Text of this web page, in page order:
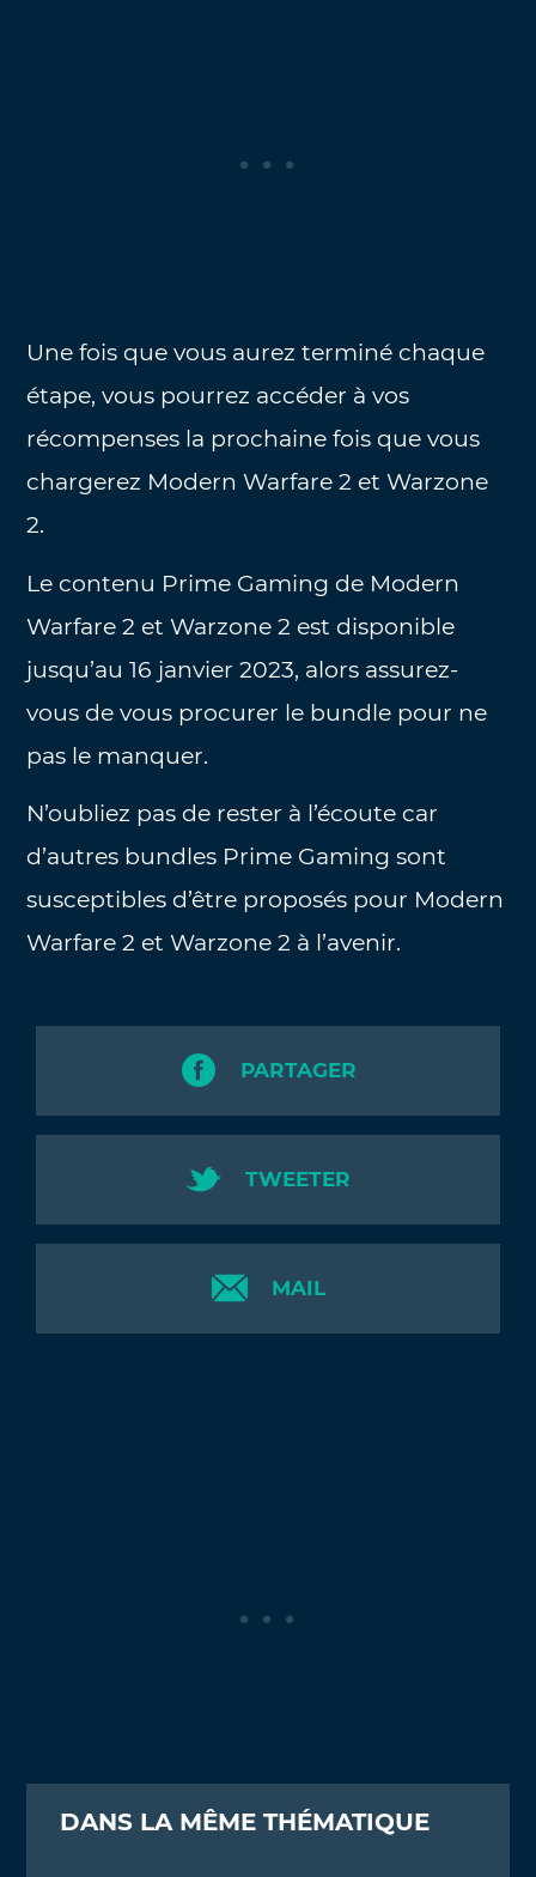
Une fois que vous aurez terminé chaque
étape, vous pourrez accéder à vos
récompenses la prochaine fois que vous
chargerez Modern Warfare 2 et Warzone
2.
Le contenu Prime Gaming de Modern
Warfare 2 et Warzone 2 est disponible
jusqu’au 16 janvier 2023, alors assurez-
vous de vous procurer le bundle pour ne
pas le manquer.
N’oubliez pas de rester à l’écoute car
d’autres bundles Prime Gaming sont
susceptibles d’être proposés pour Modern
Warfare 2 et Warzone 2 à l’avenir.
PARTAGER
TWEETER
MAIL
DANS LA MÊME THÉMATIQUE